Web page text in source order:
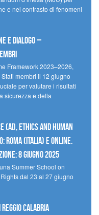
e nel contrasto di fenomeni
e dialogo –
Framework 2023–2026,
membri il 12 giugno
per valutare i risultati
sicurezza e della
Ethics and Human
Roma (Italia) e online.
8 giugno 2025
Summer School on
dal 23 al 27 giugno
Calabria